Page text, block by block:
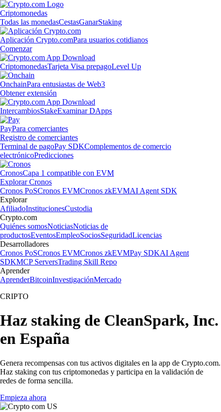
Criptomonedas
Todas las monedasCestasGanarStaking
Aplicación Crypto.comPara usuarios cotidianos
Comenzar
CriptomonedasTarjeta Visa prepagoLevel Up
OnchainPara entusiastas de Web3
Obtener extensión
IntercambiosStakeExaminar DApps
PayPara comerciantes
Registro de comerciantes
Terminal de pagoPay SDKComplementos de comercio
electrónicoPredicciones
CronosCapa 1 compatible con EVM
Explorar Cronos
Cronos PoSCronos EVMCronos zkEVMAI Agent SDK
Explorar
AfiliadoInstitucionesCustodia
Crypto.com
Quiénes somosNoticiasNoticias de
productosEventosEmpleoSociosSeguridadLicencias
Desarrolladores
Cronos PoSCronos EVMCronos zkEVMPay SDKAI Agent
SDKMCP ServersTrading Skill Repo
Aprender
AprenderBitcoinInvestigaciónMercado
CRIPTO
Haz staking de CleanSpark, Inc.
en España
Genera recompensas con tus activos digitales en la app de Crypto.com.
Haz staking con tus criptomonedas y participa en la validación de
redes de forma sencilla.
Empieza ahora